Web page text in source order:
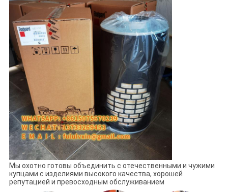
Мы охотно готовы объединить с отечественными и чужими
купцами с изделиями высокого качества, хорошей
репутацией и превосходным обслуживанием